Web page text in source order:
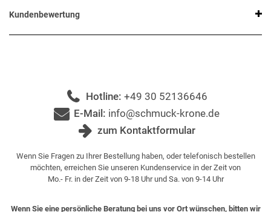
Kundenbewertung
Hotline: +49 30 52136646
E-Mail: info@schmuck-krone.de
zum Kontaktformular
Wenn Sie Fragen zu Ihrer Bestellung haben, oder telefonisch bestellen
möchten, erreichen Sie unseren Kundenservice in der Zeit von
Mo.- Fr. in der Zeit von 9-18 Uhr und Sa. von 9-14 Uhr
Wenn Sie eine persönliche Beratung bei uns vor Ort wünschen, bitten wir